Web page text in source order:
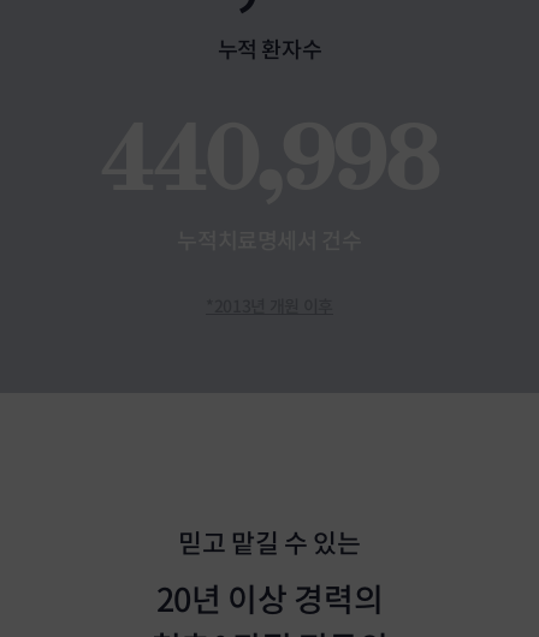
누적 환자수
믿고 맡길 수 있는
20년 이상 경력의